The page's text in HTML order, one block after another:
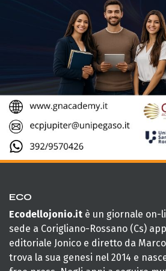
ECO
Ecodellojonio.it è un giornale on-
sede a Corigliano-Rossano (Cs)
editoriale Jonico e diretto da
trova la sua genesi nel 2014 e